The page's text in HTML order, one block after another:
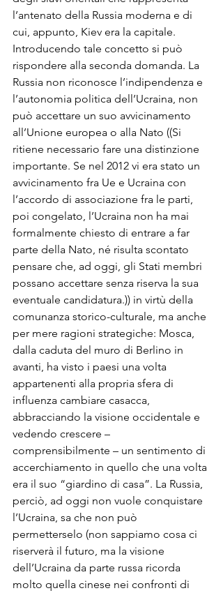
l’antenato della Russia moderna e di
cui, appunto, Kiev era la capitale.
Introducendo tale concetto si può
rispondere alla seconda domanda. La
Russia non riconosce l’indipendenza e
l’autonomia politica dell’Ucraina, non
può accettare un suo avvicinamento
all’Unione europea o alla Nato ((Si
ritiene necessario fare una distinzione
importante. Se nel 2012 vi era stato un
avvicinamento fra Ue e Ucraina con
l’accordo di associazione fra le parti,
poi congelato, l’Ucraina non ha mai
formalmente chiesto di entrare a far
parte della Nato, né risulta scontato
pensare che, ad oggi, gli Stati membri
possano accettare senza riserva la sua
eventuale candidatura.)) in virtù della
comunanza storico-culturale, ma anche
per mere ragioni strategiche: Mosca,
dalla caduta del muro di Berlino in
avanti, ha visto i paesi una volta
appartenenti alla propria sfera di
influenza cambiare casacca,
abbracciando la visione occidentale e
vedendo crescere –
comprensibilmente – un sentimento di
accerchiamento in quello che una volta
era il suo “giardino di casa”. La Russia,
perciò, ad oggi non vuole conquistare
l’Ucraina, sa che non può
permetterselo (non sappiamo cosa ci
riserverà il futuro, ma la visione
dell’Ucraina da parte russa ricorda
molto quella cinese nei confronti di